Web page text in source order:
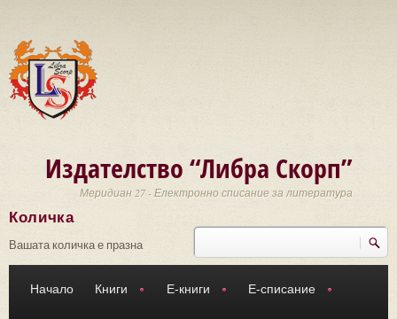
Издателство “Либра Скорп”
Меридиан 27 - Електронно списание за литература
Търси
Количка
Вашата количка е празна
Начало Книги Е-книги Е-списание